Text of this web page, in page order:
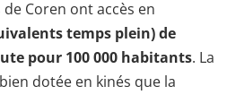
de Coren ont accès en
temps plein) de
pour 100 000 habitants. La
dotée en kinés que la